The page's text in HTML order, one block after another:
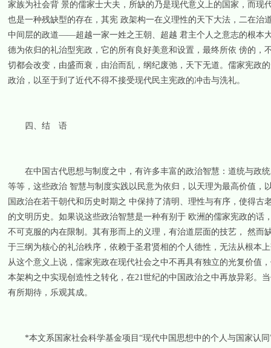
家族为社会背 景的儒家士大夫，所缺的乃是现代意义上的国家，而
也是一种残缺型的存在，其宪 政架构一在义理性的天下大法，二在
中间层的政道——超越一家一姓之王朝、超越 君主个人之意志的根本
德为依归的礼治型宪政，它的所有良好美意和设置，最终所依 傍的
切都会改变，由盛而衰，由治而乱，纲纪废弛，天下无道。儒家宪政
政治，以至于到了近代不得不接受现代民主宪政的冲击与洗礼。
四、结 语
在中国古代思想与制度之中，有许多丰富的政治智慧：道统与政统
等等，这些政治 智慧与制度实践以民意为依归，以天理为最高价值
国政治在若干朝代和历史时期之 中保持了清明、理性与有序，使得
的文明历史。如果说这些政治智慧是一种有别于 欧洲的儒家宪政的
不可克服的内在限制。其有形而上的义理，有治道层面的技艺， 然
于三纲为核心的礼治秩序，依赖于圣君贤相的个人德性，无法从根本
从这个意义上说，儒家宪政在现代社会之中不再具有独立的光复价值
本架构之中实现创造性之转化，在21世纪的中国政治之中再放异彩。
有所期待，乐观其成。
*本文系国家社会科学基金项目“现代中国思想中的个人与国家认同